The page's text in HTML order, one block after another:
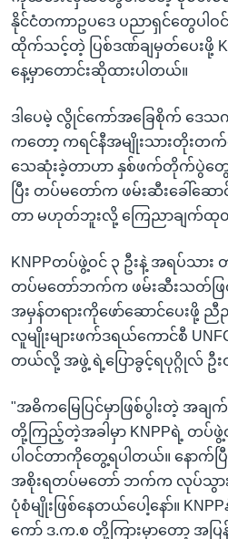
နိုင်ငံတကာဥပဒေ ပညာရှင်တွေပါဝ
ထိုက်သင့်တဲ့ ပြစ်ဒဏ်ချမှတ်ပေးဖို့
နေ့မှာတောင်းဆိုထားပါတယ်။
ဒါပေမဲ့ လွိုင်ကော်အခြေစိုက် ဒေသ
ကတော့ ကရင်နီအမျိုးသားတိုးတက်
သေဆုံးခဲ့တာဟာ နှစ်ဖက်တိုက်ပွဲတွေ
ပြီး တပ်မတော်က ဖမ်းဆီးခေါ်ဆေ
တာ မဟုတ်ဘူးလို့ ကြေညာချက်ထုတ်
KNPPတပ်ဖွဲ့ဝင် ၃ ဦးနဲ့ အရပ်သာ
တပ်မတော်ဘက်က ဖမ်းဆီးသတ်ဖ
အမှန်တရားကိုဖော်ဆောင်ပေးဖို့
လူမျိုးများဖက်ဒရယ်ကောင်စီ
တယ်လို့ အဖွဲ့ ရဲ့ပြောခွင့်ရပုဂ္ဂိုလ် ဦး
"အဓိကမြေပြင်မှာဖြစ်ပွါးတဲ့ အ
တို့ကြည့်တဲ့အခါမှာ KNPPရဲ့ တပ်ဖွဲ့
ပါဝင်တာကိုတွေ့ရပါတယ်။ နောက်ပ
အစိုးရတပ်မတော် ဘက်က လုပ်သွာ
ပုံစံမျိုးဖြစ်နေတယ်ပေါ့နော်။
ကော် ဒ.က.စ တို့ကြားမှာတော့ အပ